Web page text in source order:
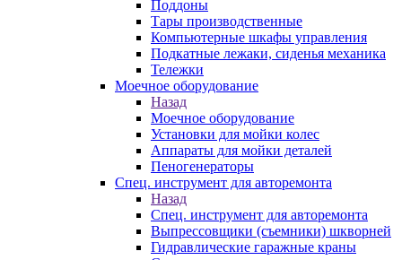
Поддоны
Тары производственные
Компьютерные шкафы управления
Подкатные лежаки, сиденья механика
Тележки
Моечное оборудование
Назад
Моечное оборудование
Установки для мойки колес
Аппараты для мойки деталей
Пеногенераторы
Спец. инструмент для авторемонта
Назад
Спец. инструмент для авторемонта
Выпрессовщики (съемники) шкворней
Гидравлические гаражные краны